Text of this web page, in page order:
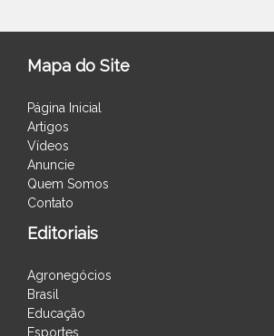
Mapa do Site
Página Inicial
Artigos
Vídeos
Anuncie
Quem Somos
Contato
Editoriais
Agronegócios
Brasil
Educação
Esportes